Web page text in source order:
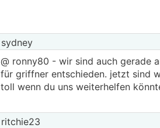
sydney
@ ronny80 - wir sind auch gerade
für griffner entschieden. jetzt sind
toll wenn du uns weiterhelfen
ritchie23